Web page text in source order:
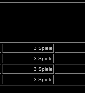
3 Spiele
3 Spiele
3 Spiele
3 Spiele